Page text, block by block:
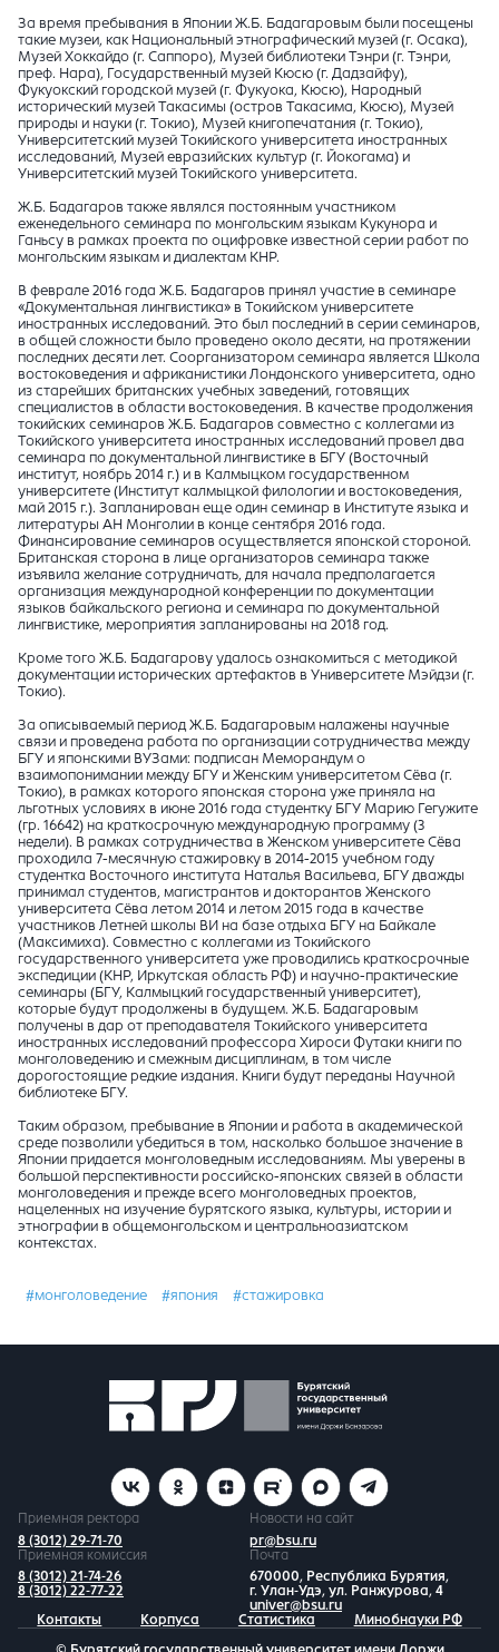
За время пребывания в Японии Ж.Б. Бадагаровым были посещены
такие музеи, как Национальный этнографический музей (г. Осака),
Музей Хоккайдо (г. Саппоро), Музей библиотеки Тэнри (г. Тэнри,
преф. Нара), Государственный музей Кюсю (г. Дадзайфу),
Фукуокский городской музей (г. Фукуока, Кюсю), Народный
исторический музей Такасимы (остров Такасима, Кюсю), Музей
природы и науки (г. Токио), Музей книгопечатания (г. Токио),
Университетский музей Токийского университета иностранных
исследований, Музей евразийских культур (г. Йокогама) и
Университетский музей Токийского университета.
Ж.Б. Бадагаров также являлся постоянным участником
еженедельного семинара по монгольским языкам Кукунора и
Ганьсу в рамках проекта по оцифровке известной серии работ по
монгольским языкам и диалектам КНР.
В феврале 2016 года Ж.Б. Бадагаров принял участие в семинаре
«Документальная лингвистика» в Токийском университете
иностранных исследований. Это был последний в серии семинаров,
в общей сложности было проведено около десяти, на протяжении
последних десяти лет. Соорганизатором семинара является Школа
востоковедения и африканистики Лондонского университета, одно
из старейших британских учебных заведений, готовящих
специалистов в области востоковедения. В качестве продолжения
токийских семинаров Ж.Б. Бадагаров совместно с коллегами из
Токийского университета иностранных исследований провел два
семинара по документальной лингвистике в БГУ (Восточный
институт, ноябрь 2014 г.) и в Калмыцком государственном
университете (Институт калмыцкой филологии и востоковедения,
май 2015 г.). Запланирован еще один семинар в Институте языка и
литературы АН Монголии в конце сентября 2016 года.
Финансирование семинаров осуществляется японской стороной.
Британская сторона в лице организаторов семинара также
изъявила желание сотрудничать, для начала предполагается
организация международной конференции по документации
языков байкальского региона и семинара по документальной
лингвистике, мероприятия запланированы на 2018 год.
Кроме того Ж.Б. Бадагарову удалось ознакомиться с методикой
документации исторических артефактов в Университете Мэйдзи (г.
Токио).
За описываемый период Ж.Б. Бадагаровым налажены научные
связи и проведена работа по организации сотрудничества между
БГУ и японскими ВУЗами: подписан Меморандум о
взаимопонимании между БГУ и Женским университетом Сёва (г.
Токио), в рамках которого японская сторона уже приняла на
льготных условиях в июне 2016 года студентку БГУ Марию Гегужите
(гр. 16642) на краткосрочную международную программу (3
недели). В рамках сотрудничества в Женском университете Сёва
проходила 7-месячную стажировку в 2014-2015 учебном году
студентка Восточного института Наталья Васильева, БГУ дважды
принимал студентов, магистрантов и докторантов Женского
университета Сёва летом 2014 и летом 2015 года в качестве
участников Летней школы ВИ на базе отдыха БГУ на Байкале
(Максимиха). Совместно с коллегами из Токийского
государственного университета уже проводились краткосрочные
экспедиции (КНР, Иркутская область РФ) и научно-практические
семинары (БГУ, Калмыцкий государственный университет),
которые будут продолжены в будущем. Ж.Б. Бадагаровым
получены в дар от преподавателя Токийского университета
иностранных исследований профессора Хироси Футаки книги по
монголоведению и смежным дисциплинам, в том числе
дорогостоящие редкие издания. Книги будут переданы Научной
библиотеке БГУ.
Таким образом, пребывание в Японии и работа в академической
среде позволили убедиться в том, насколько большое значение в
Японии придается монголоведным исследованиям. Мы уверены в
большой перспективности российско-японских связей в области
монголоведения и прежде всего монголоведных проектов,
нацеленных на изучение бурятского языка, культуры, истории и
этнографии в общемонгольском и центральноазиатском
контекстах.
#монголоведение #япония #стажировка
Приемная ректора
8 (3012) 29-71-70
Новости на сайт
pr@bsu.ru
Приемная комиссия
8 (3012) 21-74-26
8 (3012) 22-77-22
Почта
670000, Республика Бурятия,
г. Улан-Удэ, ул. Ранжурова, 4
univer@bsu.ru
Контакты
Корпуса Статистика Минобнауки РФ